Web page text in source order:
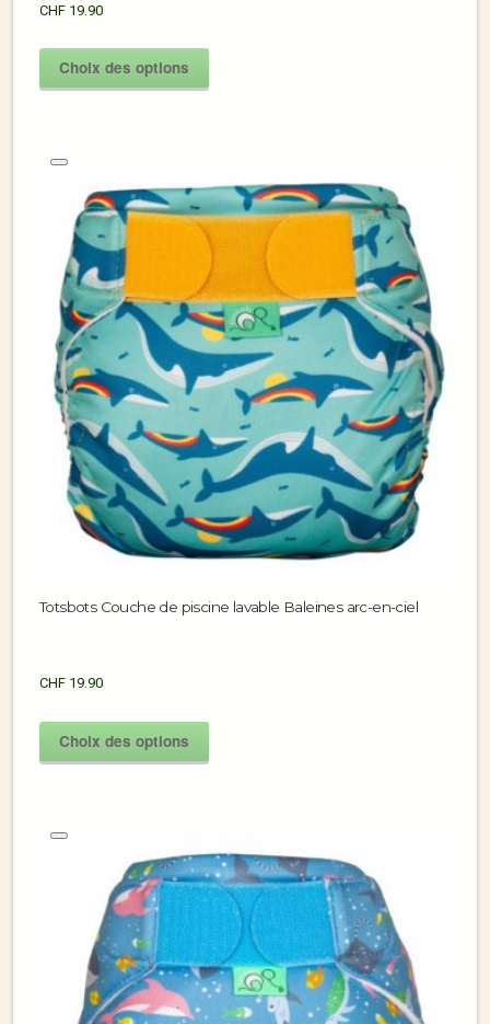
CHF 19.90
Choix des options
Totsbots Couche de piscine lavable Baleines arc-en-ciel
CHF 19.90
Choix des options